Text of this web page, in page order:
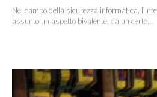
Nel campo della sicurezza informatica,
assunto un aspetto bivalente, da un certo...